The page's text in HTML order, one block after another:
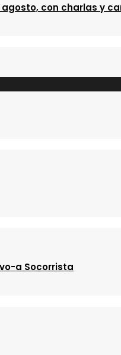
con charlas y
a Socorrista